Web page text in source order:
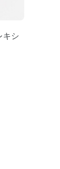
キシ